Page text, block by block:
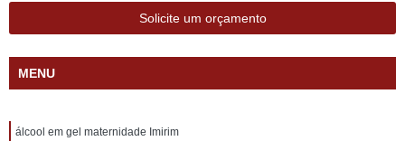
Solicite um orçamento
MENU
álcool em gel maternidade Imirim